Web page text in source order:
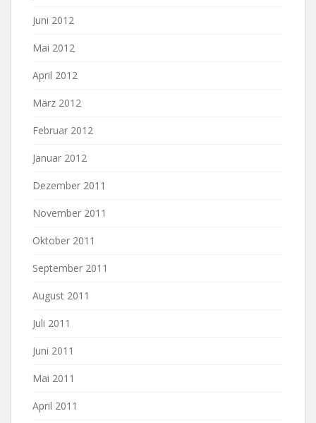
Juni 2012
Mai 2012
April 2012
März 2012
Februar 2012
Januar 2012
Dezember 2011
November 2011
Oktober 2011
September 2011
August 2011
Juli 2011
Juni 2011
Mai 2011
April 2011